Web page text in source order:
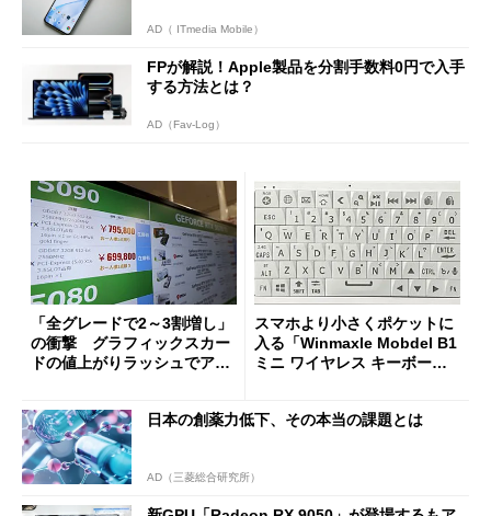
AD（ ITmedia Mobile）
FPが解説！Apple製品を分割手数料0円で入手
する方法とは？
AD（Fav-Log）
「全グレードで2～3割増し」
の衝撃 グラフィックスカー
ドの値上がりラッシュでアキ
スマホより小さくポケットに
入る「Winmaxle Mobdel B1
ミニ ワイヤレス キーボー
日本の創薬力低下、その本当の課題とは
AD（三菱総合研究所）